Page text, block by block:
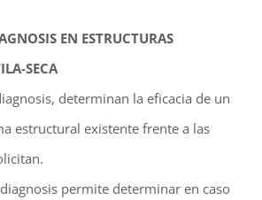
EN ESTRUCTURAS
SECA
determinan la eficacia de un
estructural existente frente a las
permite determinar en caso